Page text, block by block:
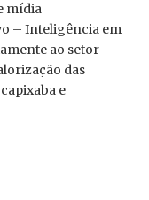
mídia
– Inteligência em
ao setor
das
e